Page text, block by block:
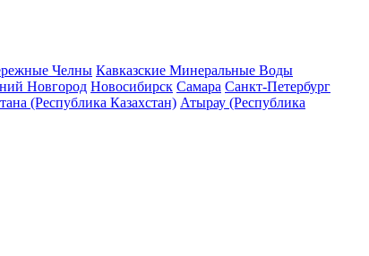
Челны Кавказские Минеральные Воды
Новгород Новосибирск Самара Санкт-Петербург
(Республика Казахстан) Атырау (Республика